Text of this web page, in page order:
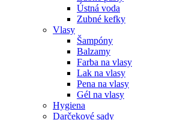
Ústná voda
Zubné kefky
Vlasy
Šampóny
Balzamy
Farba na vlasy
Lak na vlasy
Pena na vlasy
Gél na vlasy
Hygiena
Darčekové sady